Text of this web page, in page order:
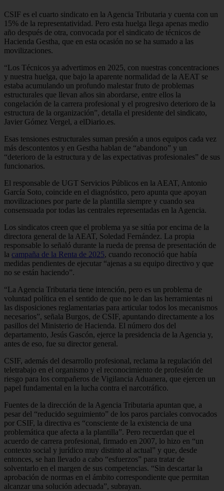
CSIF es el cuarto sindicato en la Agencia Tributaria y cuenta con un
15% de la representatividad. Pero esta huelga llega apenas medio
año después de otra, convocada por el sindicato de técnicos de
Hacienda Gestha, que en esta ocasión no se ha sumado a las
movilizaciones.
“Los Técnicos ya advertimos en 2025, con nuestras concentraciones
y nuestra huelga, que bajo la aparente normalidad de la AEAT se
estaba acumulando un profundo malestar fruto de problemas
estructurales que llevan años sin abordarse, entre ellos la
congelación de la carrera profesional y el progresivo deterioro de la
estructura de la organización”, detalla el presidente del sindicato,
Javier Gómez Vergel, a elDiario.es.
Esas tensiones estructurales suman presión a unos equipos cada vez
más descontentos y en Gestha hablan de “abandono” y un
“deterioro de la estructura y de las expectativas profesionales” de sus
funcionarios.
El responsable de UGT Servicios Públicos en la AEAT, Antonio
García Soto, coincide en el diagnóstico, pero apunta que apoyan
movilizaciones por parte de la plantilla siempre y cuando sea
consensuada por todas las centrales representadas en la Agencia.
Los sindicatos creen que el problema ya se sitúa por encima de la
directora general de la AEAT, Soledad Fernández. La propia
responsable lo señaló durante la rueda de prensa de presentación de
la campaña de la Renta de 2025, cuando reconoció que había
medidas pendientes de ejecutar “ajenas a su equipo directivo y que
no se están haciendo”.
“La Agencia Tributaria tiene intención, pero es un problema de
voluntad política en el sentido de que no le dan las herramientas ni
las disposiciones reglamentarias para articular todos los mecanismos
necesarios”, señala Burgos, de CSIF, apuntando directamente a los
pasillos del Ministerio de Hacienda. El número dos del
departamento, Jesús Gascón, ejerce la presidencia de la Agencia y,
antes de eso, fue su director general.
CSIF, además del desarrollo profesional, reclama la regulación del
teletrabajo en el organismo y el reconocimiento de profesión de
riesgo para los compañeros de Vigilancia Aduanera, que ejercen un
papel fundamental en la lucha contra el narcotráfico.
Fuentes de la dirección de la Agencia Tributaria apuntan que, a
pesar del “reducido seguimiento” de los paros parciales convocados
por CSIF, la directiva es “consciente de la existencia de una
problemática que afecta a la plantilla”. Pero recuerdan que el
acuerdo de carrera profesional, firmado en 2007, lo hizo en “un
contexto social y jurídico muy distinto al actual” y que, desde
entonces, se han llevado a cabo “esfuerzos” para tratar de
solventarlo en el margen de sus competencias. “Sin descartar la
aprobación de normas en el ámbito correspondiente que permitan
alcanzar una solución adecuada”, subrayan.